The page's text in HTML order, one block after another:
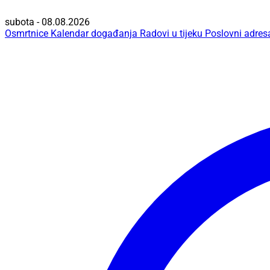
subota - 08.08.2026
Osmrtnice Kalendar događanja Radovi u tijeku Poslovni